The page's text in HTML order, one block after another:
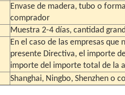
Envase de madera, tubo o
comprador
Muestra 2-4 días, cantidad
En el caso de las empresas
presente Directiva, el importe
importe del importe total de la
Shanghai, Ningbo, Shenzhen o